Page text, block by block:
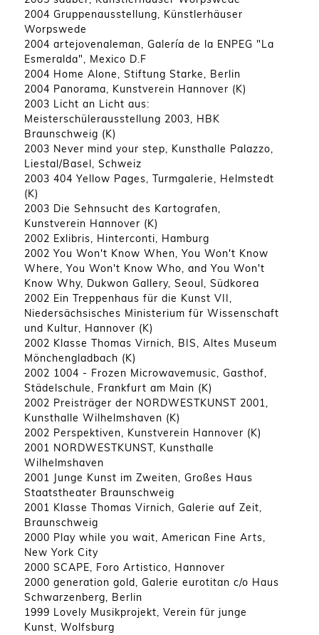
2004 Gruppenausstellung, Künstlerhäuser
Worpswede
2004 artejovenaleman, Galería de la ENPEG "La
Esmeralda", Mexico D.F
2004 Home Alone, Stiftung Starke, Berlin
2004 Panorama, Kunstverein Hannover (K)
2003 Licht an Licht aus:
Meisterschülerausstellung 2003, HBK
Braunschweig (K)
2003 Never mind your step, Kunsthalle Palazzo,
Liestal/Basel, Schweiz
2003 404 Yellow Pages, Turmgalerie, Helmstedt
(K)
2003 Die Sehnsucht des Kartografen,
Kunstverein Hannover (K)
2002 Exlibris, Hinterconti, Hamburg
2002 You Won't Know When, You Won't Know
Where, You Won't Know Who, and You Won't
Know Why, Dukwon Gallery, Seoul, Südkorea
2002 Ein Treppenhaus für die Kunst VII,
Niedersächsisches Ministerium für Wissenschaft
und Kultur, Hannover (K)
2002 Klasse Thomas Virnich, BIS, Altes Museum
Mönchengladbach (K)
2002 1004 - Frozen Microwavemusic, Gasthof,
Städelschule, Frankfurt am Main (K)
2002 Preisträger der NORDWESTKUNST 2001,
Kunsthalle Wilhelmshaven (K)
2002 Perspektiven, Kunstverein Hannover (K)
2001 NORDWESTKUNST, Kunsthalle
Wilhelmshaven
2001 Junge Kunst im Zweiten, Großes Haus
Staatstheater Braunschweig
2001 Klasse Thomas Virnich, Galerie auf Zeit,
Braunschweig
2000 Play while you wait, American Fine Arts,
New York City
2000 SCAPE, Foro Artistico, Hannover
2000 generation gold, Galerie eurotitan c/o Haus
Schwarzenberg, Berlin
1999 Lovely Musikprojekt, Verein für junge
Kunst, Wolfsburg